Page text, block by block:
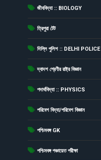
জীববিদ্যা :: BIOLOGY
ত্রিপুরা টেট
দিল্লি পুলিশ :: DELHI POLICE
দ্বাদশ শ্রেণীর রাষ্ট্র বিজ্ঞান
পদার্থবিদ্যা :: PHYSICS
পরিবেশ বিদ্যা/পরিবেশ বিজ্ঞান
পশ্চিমবঙ্গ GK
পশ্চিমবঙ্গ পঞ্চায়েত পরীক্ষা